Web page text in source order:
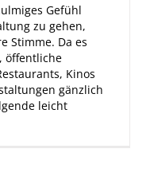
Gefühl
zu gehen,
Stimme. Da es
öffentliche
Kinos
gänzlich
leicht